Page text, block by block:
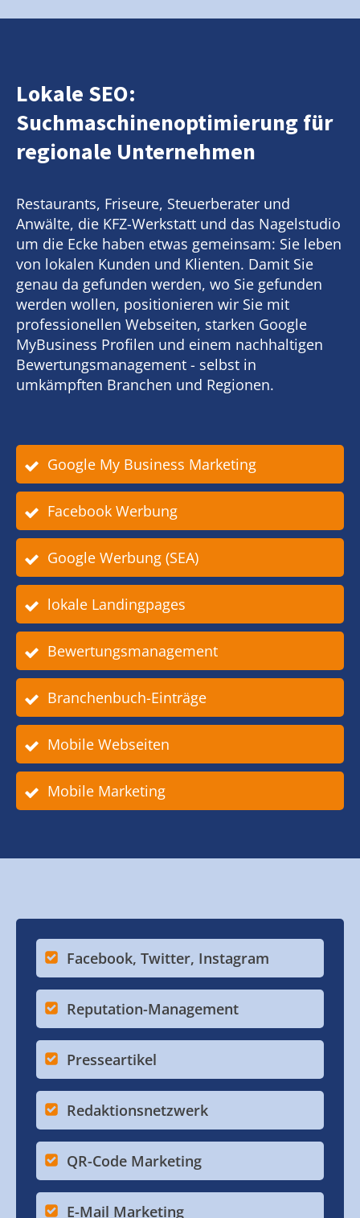
Lokale SEO:
Suchmaschinenoptimierung für
regionale Unternehmen
Restaurants, Friseure, Steuerberater und
Anwälte, die KFZ-Werkstatt und das Nagelstudio
um die Ecke haben etwas gemeinsam: Sie leben
von lokalen Kunden und Klienten. Damit Sie
genau da gefunden werden, wo Sie gefunden
werden wollen, positionieren wir Sie mit
professionellen Webseiten, starken Google
MyBusiness Profilen und einem nachhaltigen
Bewertungsmanagement - selbst in
umkämpften Branchen und Regionen.
Google My Business Marketing
Facebook Werbung
Google Werbung (SEA)
lokale Landingpages
Bewertungsmanagement
Branchenbuch-Einträge
Mobile Webseiten
Mobile Marketing
Facebook, Twitter, Instagram
Reputation-Management
Presseartikel
Redaktionsnetzwerk
QR-Code Marketing
E-Mail Marketing